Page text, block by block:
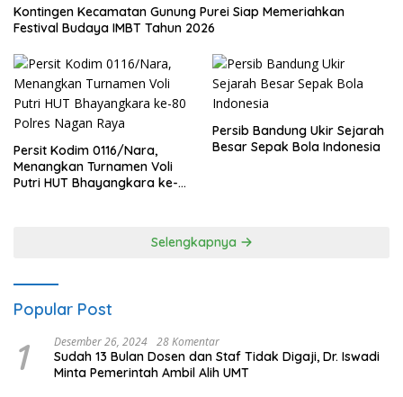
Kontingen Kecamatan Gunung Purei Siap Memeriahkan
Festival Budaya IMBT Tahun 2026
Persit Kodim 0116/Nara,
Menangkan Turnamen Voli
Putri HUT Bhayangkara ke-
Persib Bandung Ukir Sejarah
Besar Sepak Bola Indonesia
Selengkapnya
Popular Post
1 Desember 26, 2024 28 Komentar
Sudah 13 Bulan Dosen dan Staf Tidak Digaji, Dr. Iswadi
Minta Pemerintah Ambil Alih UMT